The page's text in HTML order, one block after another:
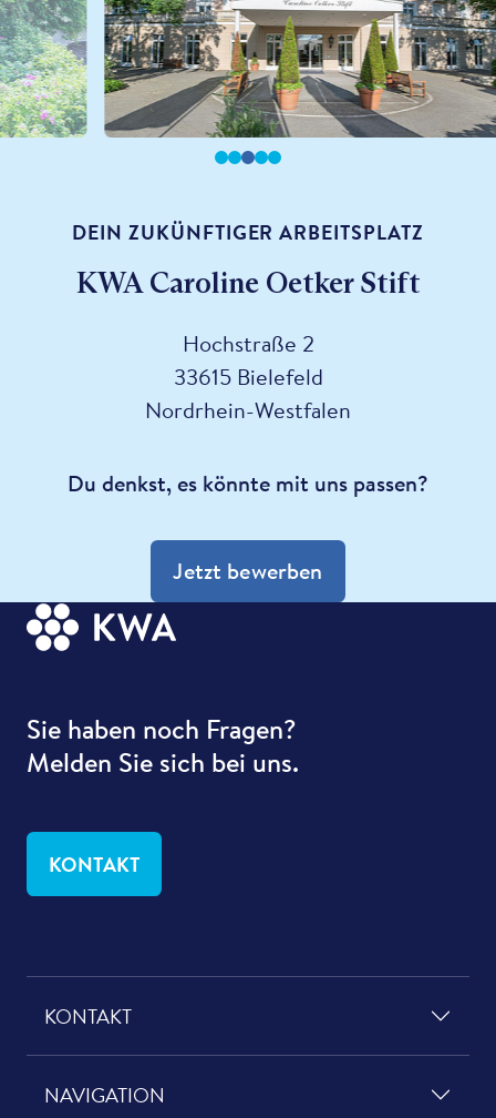
DEIN ZUKÜNFTIGER ARBEITSPLATZ
KWA Caroline Oetker Stift
Hochstraße 2
33615 Bielefeld
Nordrhein-Westfalen
Du denkst, es könnte mit uns passen?
Jetzt bewerben
Sie haben noch Fragen?
Melden Sie sich bei uns.
KONTAKT
KONTAKT
NAVIGATION